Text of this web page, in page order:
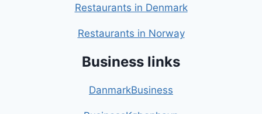
Restaurants in Denmark
Restaurants in Norway
Business links
DanmarkBusiness